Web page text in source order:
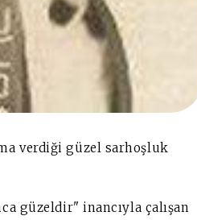
verdiği güzel sarhoşluk
güzeldir" inancıyla çalışan